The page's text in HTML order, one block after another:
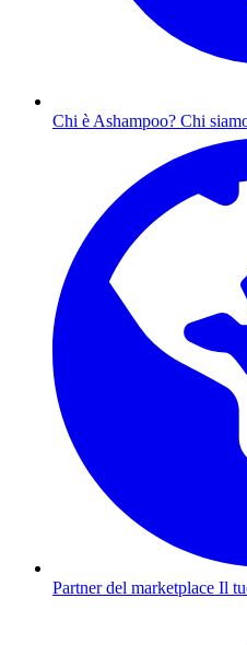
Chi è Ashampoo? Chi
Partner del marketplace Il